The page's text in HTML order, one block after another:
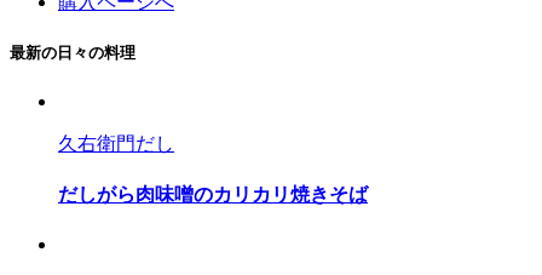
最新の日々の料理
久右衛門だし
だしがら肉味噌のカリカリ焼きそば